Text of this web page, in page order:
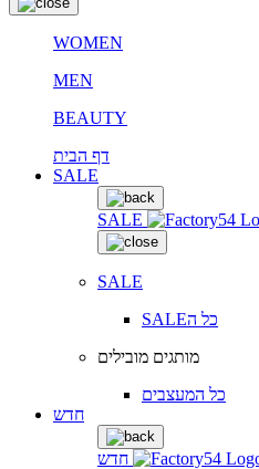
WOMEN
MEN
BEAUTY
דף הבית
SALE
SALE
SALE
SALEכל ה
מותגים מובילים
כל המעצבים
חדש
חדש